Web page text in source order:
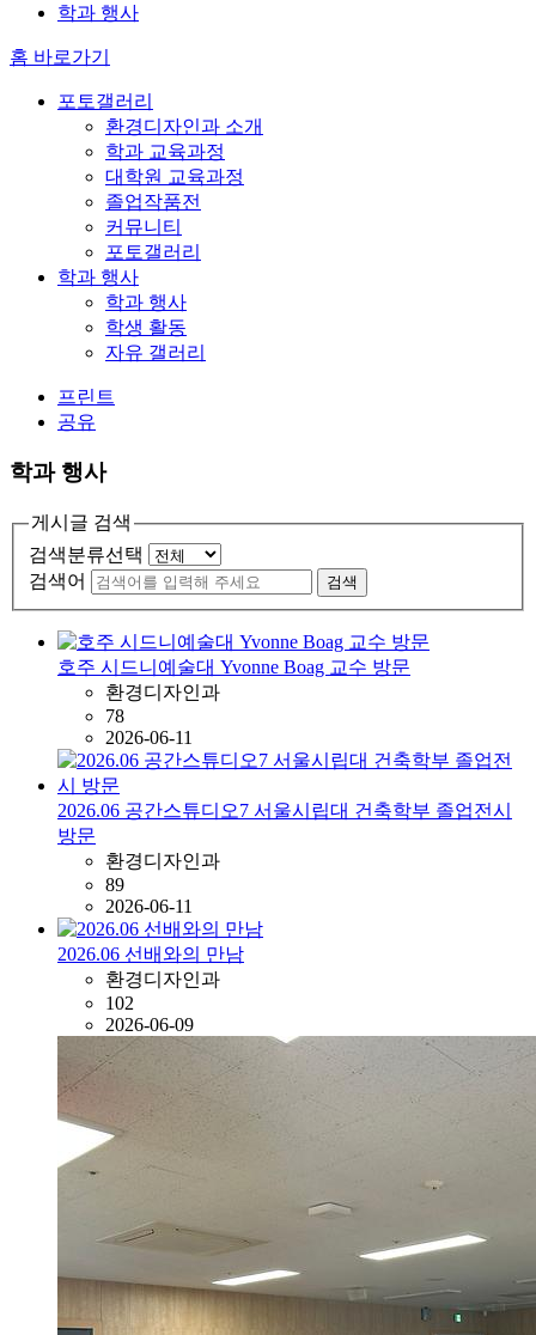
학과 행사
홈 바로가기
포토갤러리
환경디자인과 소개
학과 교육과정
대학원 교육과정
졸업작품전
커뮤니티
포토갤러리
학과 행사
학과 행사
학생 활동
자유 갤러리
프린트
공유
학과 행사
게시글 검색
검색분류선택
검색어
검색
호주 시드니예술대 Yvonne Boag 교수 방문
환경디자인과
78
2026-06-11
2026.06 공간스튜디오7 서울시립대 건축학부 졸업전시
방문
환경디자인과
89
2026-06-11
2026.06 선배와의 만남
환경디자인과
102
2026-06-09